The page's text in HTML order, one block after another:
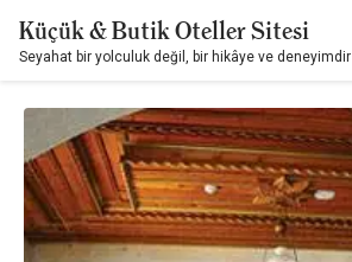
Küçük & Butik Oteller Sitesi
Seyahat bir yolculuk değil, bir hikâye ve deneyimdir